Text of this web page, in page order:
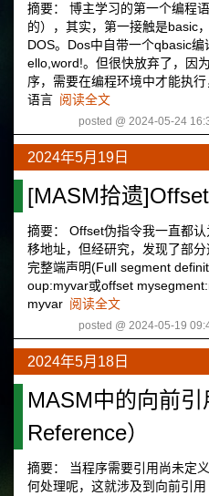
摘要： 博主学习的第一个编程
的），其实，第一接触是basic
DOS。Dos中自带一个qbasic
ello,word!。但很快放弃了，因
序，需要在编程环境中才能执
语言 阅读全文
posted @ 2024-05-24
2024年5月19日
[MASM拾遗
摘要： Offset伪指令我一直都
移地址，但经研究，发现了部
完整端声明(Full segment
oup:myvar或offset
myvar 阅读全文
posted @ 2024-05-19
2024年5月18日
MASM中的向前
Reference）
摘要： 当程序需要引用尚未定
何处理呢，这就涉及到向前引